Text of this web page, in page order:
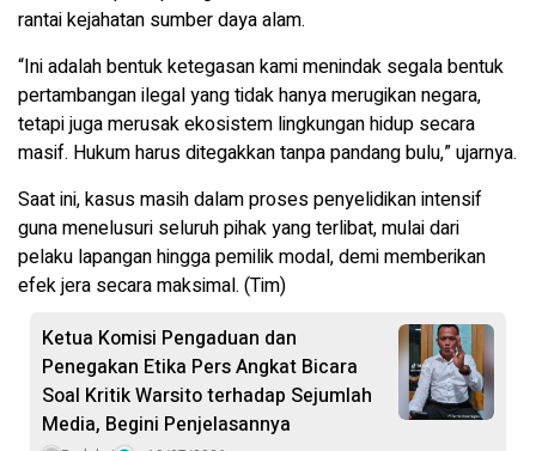
rantai kejahatan sumber daya alam.
“Ini adalah bentuk ketegasan kami menindak segala bentuk
pertambangan ilegal yang tidak hanya merugikan negara,
tetapi juga merusak ekosistem lingkungan hidup secara
masif. Hukum harus ditegakkan tanpa pandang bulu,” ujarnya.
Saat ini, kasus masih dalam proses penyelidikan intensif
guna menelusuri seluruh pihak yang terlibat, mulai dari
pelaku lapangan hingga pemilik modal, demi memberikan
efek jera secara maksimal. (Tim)
Ketua Komisi Pengaduan dan
Penegakan Etika Pers Angkat Bicara
Soal Kritik Warsito terhadap Sejumlah
Media, Begini Penjelasannya